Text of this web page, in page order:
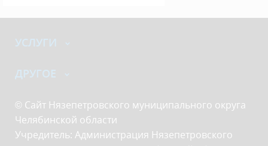
УСЛУГИ
ДРУГОЕ
© Сайт Нязепетровского муниципального округа
Челябинской области
Учредитель: Администрация Нязепетровского